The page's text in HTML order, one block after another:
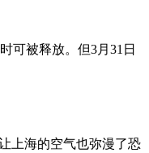
可被释放。但3月31日
上海的空气也弥漫了恐